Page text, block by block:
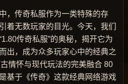
，传奇私服作为一类特殊的存
着无数玩家的目光。今天，我们
传奇私服”的奥秘，揭开它为
出，成为众多玩家心中的经典之
情怀与现代玩法的完美融合 80
基于《传奇》这款经典网络游戏